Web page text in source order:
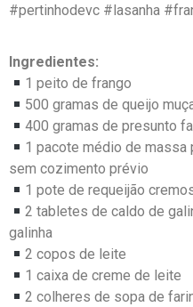
#pertinhodevc #lasanha
Ingredientes:
1 peito de frango
500 gramas de queijo
400 gramas de presunto
1 pacote médio de massa
sem cozimento prévio
1 pote de requeijão
2 tabletes de caldo de
galinha
2 copos de leite
1 caixa de creme de leite
2 colheres de sopa de